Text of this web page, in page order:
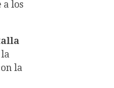
a los
la